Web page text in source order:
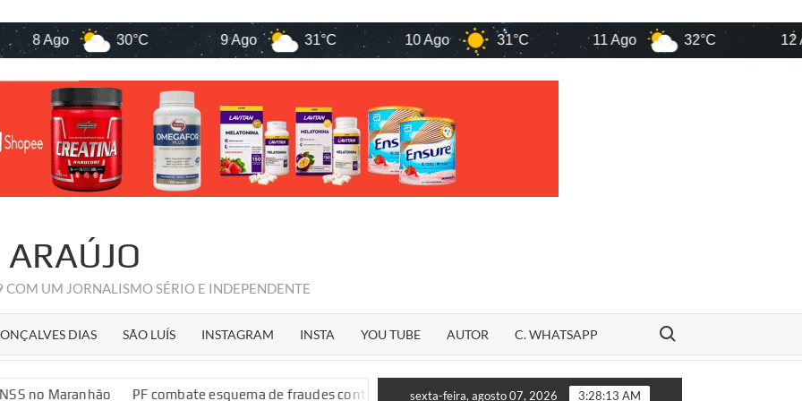
30°C 9 Ago 31°C 10 Ago 31°C 11 Ago 32°C 12 Ago
UM JORNALISMO SÉRIO E INDEPENDENTE
DIAS SÃO LUÍS INSTAGRAM INSTA YOU TUBE AUTOR C. WHATSAPP
Search for:
PF combate esquema de fraudes contra o INSS no Maranhão “VINGANÇA OU ACASO?” Família de Rildo
sexta-feira, agosto 07, 2026 3:28:14 AM